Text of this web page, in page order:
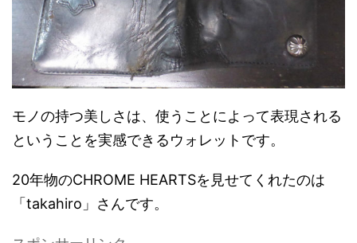
モノの持つ美しさは、使うことによって表現される
ということを実感できるウォレットです。
20年物のCHROME HEARTSを見せてくれたのは
「takahiro」さんです。